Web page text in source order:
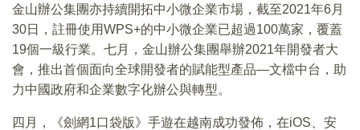
金山辦公集團亦持續開拓中小微企業市場，截至2021年6月
30日，註冊使用WPS+的中小微企業已超過100萬家，覆蓋
19個一級行業。七月，金山辦公集團舉辦2021年開發者大
會，推出首個面向全球開發者的賦能型產品—文檔中台，助
力中國政府和企業數字化辦公與轉型。
四月，《劍網1口袋版》手遊在越南成功發佈，在iOS、安